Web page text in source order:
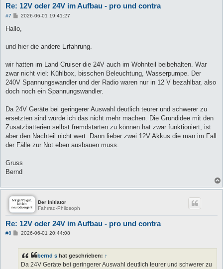
Re: 12V oder 24V im Aufbau - pro und contra
#7
B
i
a
2026-06-01 19:41:27
Hallo,
und hier die andere Erfahrung.
wir hatten im Land Cruiser die 24V auch im Wohnteil beibehalten. War
zwar nicht viel: Kühlbox, bisschen Beleuchtung, Wasserpumpe. Der
240V Spannungswandler und der Radio waren nur in 12 V bezahlbar, also
doch noch ein Spannungswandler.
Da 24V Geräte bei geringerer Auswahl deutlich teurer und schwerer zu
ersetzten sind würde ich das nicht mehr machen. Die Grundidee mit den
Zusatzbatterien selbst fremdstarten zu können hat zwar funktioniert, ist
aber den Nachteil nicht wert. Dann lieber zwei 12V Akkus die man im Fall
der Fälle zur Not eben ausbauen muss.
Gruss
Bernd
Der Initiator
Fahrrad-Philosoph
Re: 12V oder 24V im Aufbau - pro und contra
#8
B
a
2026-06-01 20:44:08
bernd s hat geschrieben: ↑
Da 24V Geräte bei geringerer Auswahl deutlich teurer und schwerer zu